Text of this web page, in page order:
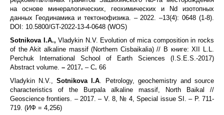
на основе минералогических, геохимических и Nd изотопных
данных Геодинамика и тектонофизика. – 2022. –13(4): 0648 (1-8).
DOI: 10.5800/GT-2022-13-4-0648 (WOS)
Sotnikova I.A., Vladykin N.V. Evolution of mica composition in rocks
of the Akit alkaline massif (Northern Cisbaikalia) // В книге: XII L.L.
Perchuk International School of Earth Sciences (I.S.E.S.-2017)
Abstract volume. – 2017. – С. 66
Vladykin N.V.,Sotnikova I.A. Petrology, geochemistry and source
characteristics of the Burpala alkaline massif, North Baikal //
Geoscience frontiers. – 2017. – V. 8, № 4, Special issue SI. – P. 711-
719. (ИФ = 4,256)